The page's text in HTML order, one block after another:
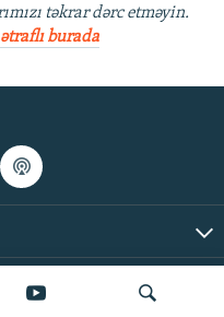
təkrar dərc etməyin.
ətraflı burada
Inc. | Bütün hüquqlar qorunur